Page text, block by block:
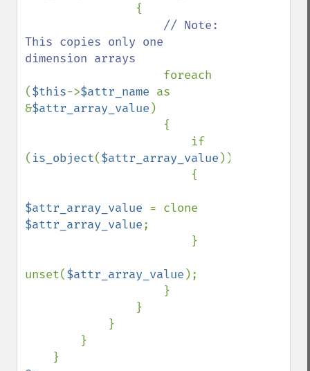
// Note:
This copies only one
dimension arrays
foreach
($this->$attr_name as
&$attr_array_value )
( is_object($attr_array_value ))
$attr_array_value
$attr_array_value;
unset($attr_array_value );